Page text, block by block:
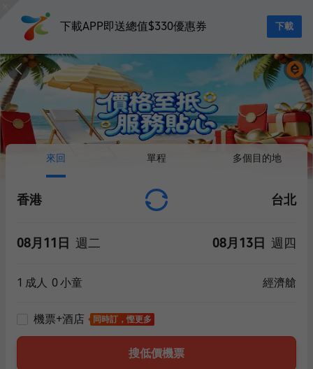
下載APP即送總值$330優惠券 下載
來回 單程 多個目的地
香港 台北
08月11日 週二 08月13日 週四
1 成人 0小童 經濟艙
機票+酒店 同時訂，慳更多
搜低價機票